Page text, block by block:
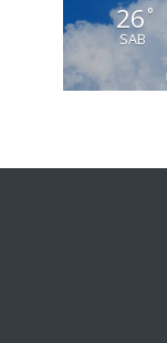
26 °
SAB